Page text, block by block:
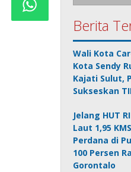
Berita
Wali Kota
Kota Sendy
Kajati Sulut,
Sukseskan
Jelang HUT
Laut 1,95
Perdana di
100 Persen
Gorontalo